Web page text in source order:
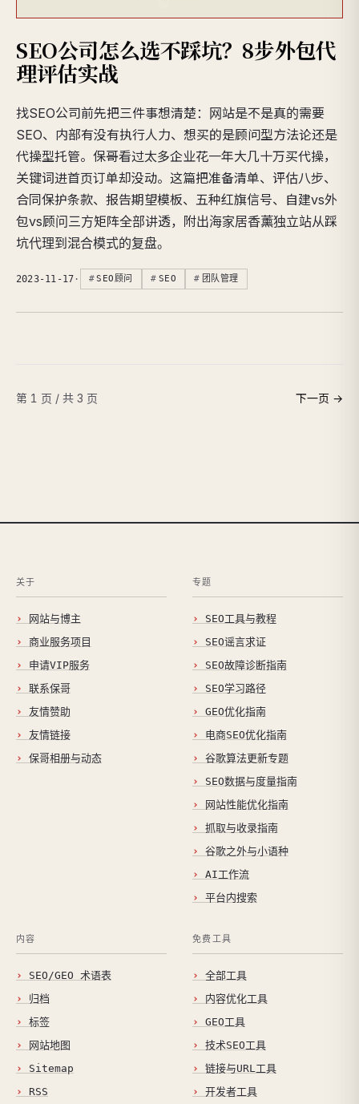
SEO公司怎么选不踩坑？8步外包代
理评估实战
找SEO公司前先把三件事想清楚：网站是不是真的需要
SEO、内部有没有执行人力、想买的是顾问型方法论还是
代操型托管。保哥看过太多企业花一年大几十万买代操，
关键词进首页订单却没动。这篇把准备清单、评估八步、
合同保护条款、报告期望模板、五种红旗信号、自建vs外
包vs顾问三方矩阵全部讲透，附出海家居香薰独立站从踩
坑代理到混合模式的复盘。
2023-11-17 · SEO顾问 SEO 团队管理
第 1 页 / 共 3 页 下一页 →
关于
网站与博主
商业服务项目
申请VIP服务
联系保哥
友情赞助
友情链接
保哥相册与动态
专题
SEO工具与教程
SEO谣言求证
SEO故障诊断指南
SEO学习路径
GEO优化指南
电商SEO优化指南
谷歌算法更新专题
SEO数据与度量指南
网站性能优化指南
抓取与收录指南
谷歌之外与小语种
AI工作流
平台内搜索
内容
SEO/GEO 术语表
归档
标签
网站地图
Sitemap
RSS
免费工具
全部工具
内容优化工具
GEO工具
技术SEO工具
链接与URL工具
开发者工具